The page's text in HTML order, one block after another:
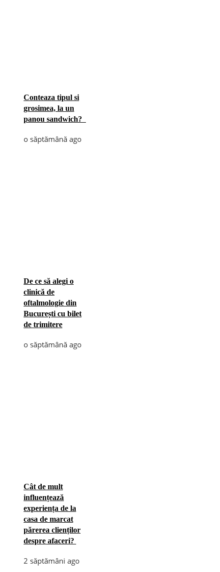
Conteaza tipul si
grosimea, la un
panou sandwich?
o săptămână ago
De ce să alegi o
clinică de
oftalmologie din
București cu bilet
de trimitere
o săptămână ago
Cât de mult
influențează
experiența de la
casa de marcat
părerea clienților
despre afaceri?
2 săptămâni ago